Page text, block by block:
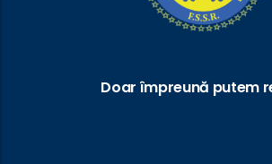
Doar împreună putem